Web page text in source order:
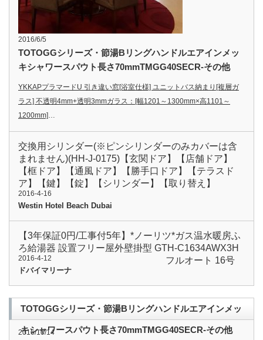
2016/6/5
TOTOGGシリーズ・節湯Bリングハンドルエアインメッ
キシャワースパウト長さ70mmTMGG40SECR-その他
YKKAPプラマードU 引き違い窓[浴室仕様] ユニットバス納まり[複層ガ
ラス] 不透明4mm+透明3mmガラス：[幅1201～1300mm×高1101～
1200mm]…
交換用シリンダー(※ピンシリンダーのみカバーは含
まれません)(HH-J-0175)【玄関ドア】【店舗ドア】
【框ドア】【通風ドア】【勝手口ドア】【テラスド
ア】【鍵】【錠】【シリンダー】【取り替え】
2016-4-16
Westin Hotel Beach Dubai
【3年保証0円/工事付5年】*ノーリツ*ガス温水暖房ふ
ろ給湯器 設置フリー屋外壁掛型 GTH-C1634AWX3H
フルオート 16号
2016-4-12
ドバイマリーナ
TOTOGGシリーズ・節湯Bリングハンドルエアインメッ
キシャワースパウト長さ70mmTMGG40SECR-その他
2016/10/14